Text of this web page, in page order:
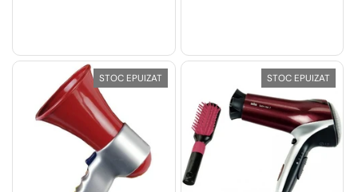
STOC EPUIZAT STOC EPUIZAT